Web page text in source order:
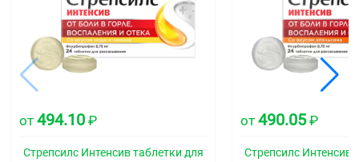
от 494.10 ₽
Стрепсилс Интенсив таблетки для
от490.05₽
Стрепсилс Интенсив